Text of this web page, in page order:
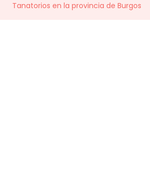
la BU-627 y la C-627 en
Tanatorios en la provincia de Burgos